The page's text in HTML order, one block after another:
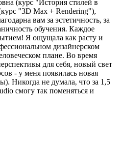
(курс "История стилей в
"3D Max + Rendering"),
вам за эстетичность, за
обучения. Каждое
Я ощущала как расту и
дизайнерском
плане. Во время
для себя, новый свет
- у меня появилась новая
Никогда не думала, что за 1,5
смогу так поменяться и